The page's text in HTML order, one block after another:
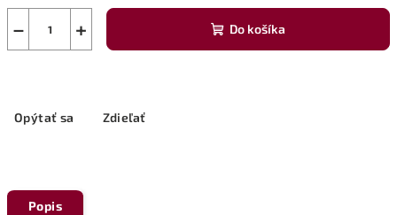
+
− Do košíka
Opýtať sa Zdieľať
Popis